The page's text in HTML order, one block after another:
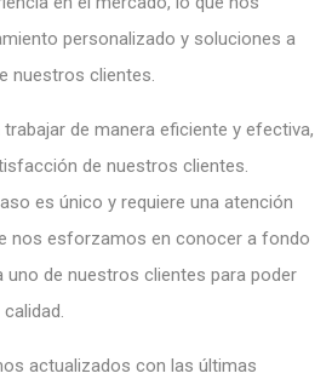
personalizado y soluciones a
nuestros clientes.
de manera eficiente y efectiva,
de nuestros clientes.
es único y requiere una atención
nos esforzamos en conocer a fondo
uno de nuestros clientes para poder
actualizados con las últimas